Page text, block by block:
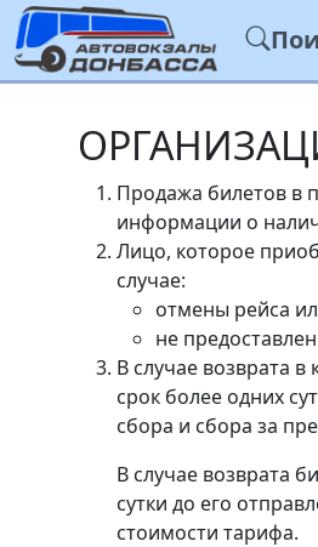
Продажа билетов в
информации о
Лицо, которое
случае:
отмены рейса
не
В случае возврата
срок более одних
сбора и сбора за
В случае возврата
сутки до его
стоимости тарифа.